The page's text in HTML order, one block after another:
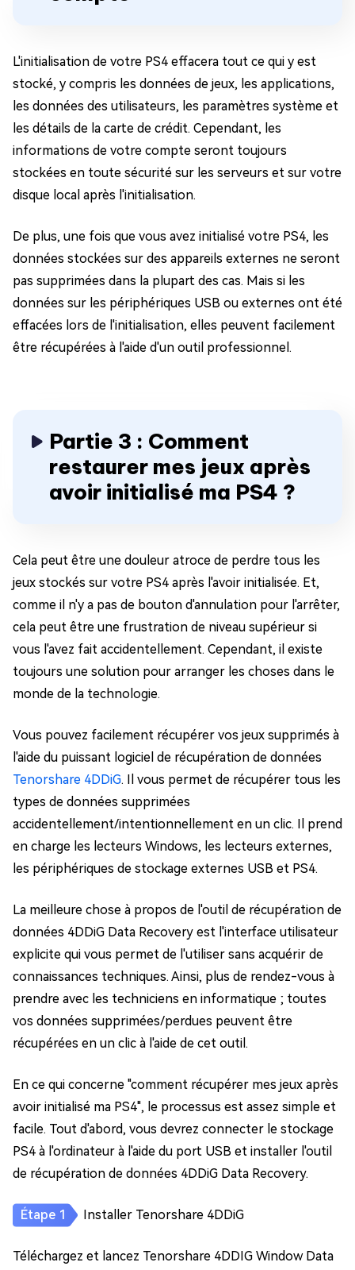
L'initialisation de votre PS4 effacera tout ce qui y est
stocké, y compris les données de jeux, les applications,
les données des utilisateurs, les paramètres système et
les détails de la carte de crédit. Cependant, les
informations de votre compte seront toujours
stockées en toute sécurité sur les serveurs et sur votre
disque local après l'initialisation.
De plus, une fois que vous avez initialisé votre PS4, les
données stockées sur des appareils externes ne seront
pas supprimées dans la plupart des cas. Mais si les
données sur les périphériques USB ou externes ont été
effacées lors de l'initialisation, elles peuvent facilement
être récupérées à l'aide d'un outil professionnel.
Partie 3 : Comment
restaurer mes jeux après
avoir initialisé ma PS4 ?
Cela peut être une douleur atroce de perdre tous les
jeux stockés sur votre PS4 après l'avoir initialisée. Et,
comme il n'y a pas de bouton d'annulation pour l'arrêter,
cela peut être une frustration de niveau supérieur si
vous l'avez fait accidentellement. Cependant, il existe
toujours une solution pour arranger les choses dans le
monde de la technologie.
Vous pouvez facilement récupérer vos jeux supprimés à
l'aide du puissant logiciel de récupération de données
Tenorshare 4DDiG. Il vous permet de récupérer tous les
types de données supprimées
accidentellement/intentionnellement en un clic. Il prend
en charge les lecteurs Windows, les lecteurs externes,
les périphériques de stockage externes USB et PS4.
La meilleure chose à propos de l'outil de récupération de
données 4DDiG Data Recovery est l'interface utilisateur
explicite qui vous permet de l'utiliser sans acquérir de
connaissances techniques. Ainsi, plus de rendez-vous à
prendre avec les techniciens en informatique ; toutes
vos données supprimées/perdues peuvent être
récupérées en un clic à l'aide de cet outil.
En ce qui concerne "comment récupérer mes jeux après
avoir initialisé ma PS4", le processus est assez simple et
facile. Tout d'abord, vous devrez connecter le stockage
PS4 à l'ordinateur à l'aide du port USB et installer l'outil
de récupération de données 4DDiG Data Recovery.
Installer Tenorshare 4DDiG
Téléchargez et lancez Tenorshare 4DDIG Window Data